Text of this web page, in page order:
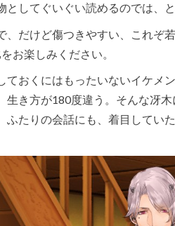
してぐいぐい読めるのでは、と
、だけど傷つきやすい、これぞ
お楽しみください。
おくにはもったいないイケメ
き方が180度違う。そんな冴木
たりの会話にも、着目してい